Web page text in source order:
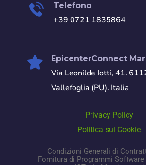
Telefono
+39 0721 1835864
EpicenterConnect
Via Leonilde Iotti, 41.
Vallefoglia (PU). Italia
Privacy Policy
Politica sui Cookie
Condizioni Generali di
Fornitura di Programmi